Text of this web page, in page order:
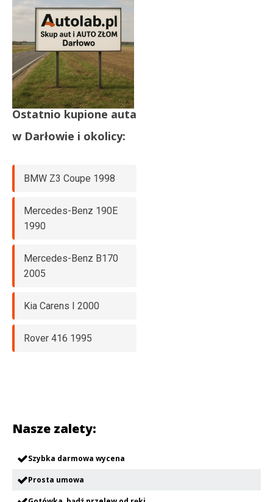
Ostatnio kupione auta
w Darłowie i okolicy:
BMW Z3 Coupe 1998
Mercedes-Benz 190E
1990
Mercedes-Benz B170
2005
Kia Carens I 2000
Rover 416 1995
Nasze zalety:
Szybka darmowa wycena
Prosta umowa